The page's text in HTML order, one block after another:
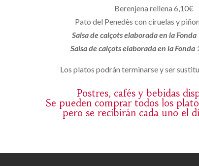
Berenjena rellena 6,10€
Pato del Penedès con ciruelas y
Salsa de calçots elaborada en la
Salsa de calçots elaborada en la
Los platos podrán terminarse y ser
Postres, cafés y bebidas
Se pueden comprar todos los
pero se recibirán cada uno el